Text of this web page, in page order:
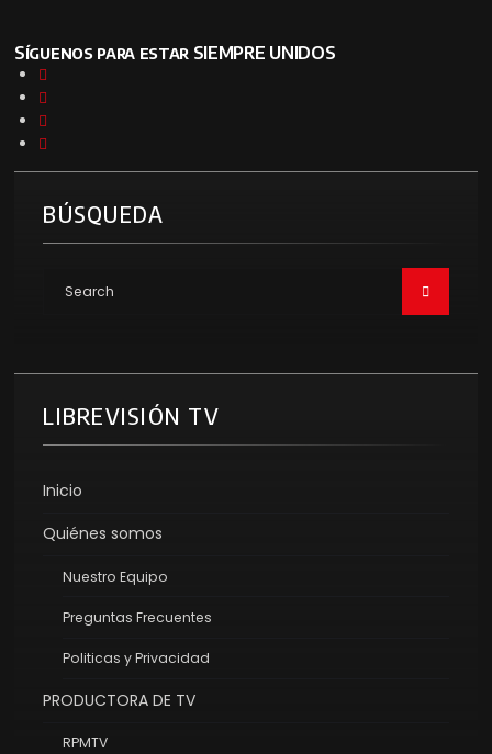
Síguenos para estar SIEMPRE UNIDOS
BÚSQUEDA
LIBREVISIÓN TV
Inicio
Quiénes somos
Nuestro Equipo
Preguntas Frecuentes
Politicas y Privacidad
PRODUCTORA DE TV
RPMTV